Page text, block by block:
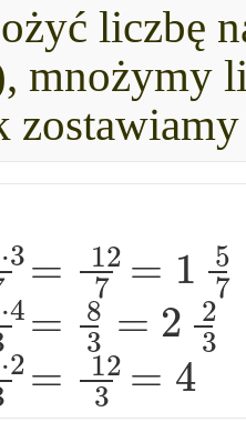
liczbę
mnożymy
⋅3= 12
7 = 1 5
7
⋅4= 8
3 = 2 2
3
⋅2= 12
3 = 4